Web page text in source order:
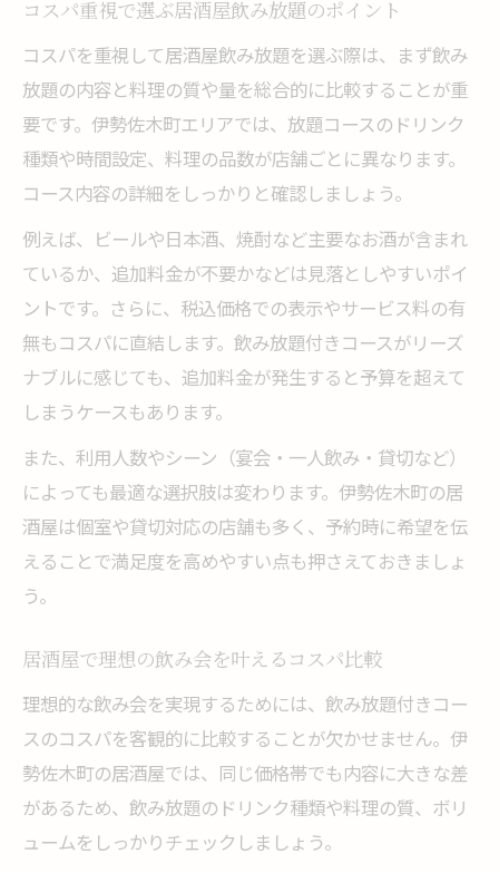
コスパ重視で選ぶ居酒屋飲み放題のポイント
コスパを重視して居酒屋飲み放題を選ぶ際は、まず飲み
放題の内容と料理の質や量を総合的に比較することが重
要です。伊勢佐木町エリアでは、放題コースのドリンク
種類や時間設定、料理の品数が店舗ごとに異なります。
コース内容の詳細をしっかりと確認しましょう。
例えば、ビールや日本酒、焼酎など主要なお酒が含まれ
ているか、追加料金が不要かなどは見落としやすいポイ
ントです。さらに、税込価格での表示やサービス料の有
無もコスパに直結します。飲み放題付きコースがリーズ
ナブルに感じても、追加料金が発生すると予算を超えて
しまうケースもあります。
また、利用人数やシーン（宴会・一人飲み・貸切など）
によっても最適な選択肢は変わります。伊勢佐木町の居
酒屋は個室や貸切対応の店舗も多く、予約時に希望を伝
えることで満足度を高めやすい点も押さえておきましょ
う。
居酒屋で理想の飲み会を叶えるコスパ比較
理想的な飲み会を実現するためには、飲み放題付きコー
スのコスパを客観的に比較することが欠かせません。伊
勢佐木町の居酒屋では、同じ価格帯でも内容に大きな差
があるため、飲み放題のドリンク種類や料理の質、ボリ
ュームをしっかりチェックしましょう。